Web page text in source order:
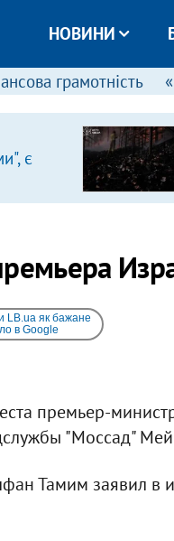
НОВИНИ
грамотність
є
LB.ua як бажане
в Google
премьер-
"Моссад"
Тамим заявил в